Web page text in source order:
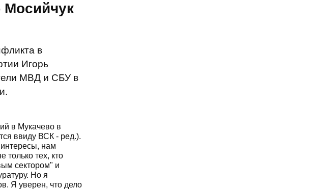
в
Игорь
МВД и СБУ в
в Мукачево в
ввиду ВСК - ред.).
нам
только тех, кто
сектором" и
Но я
Я уверен, что дело